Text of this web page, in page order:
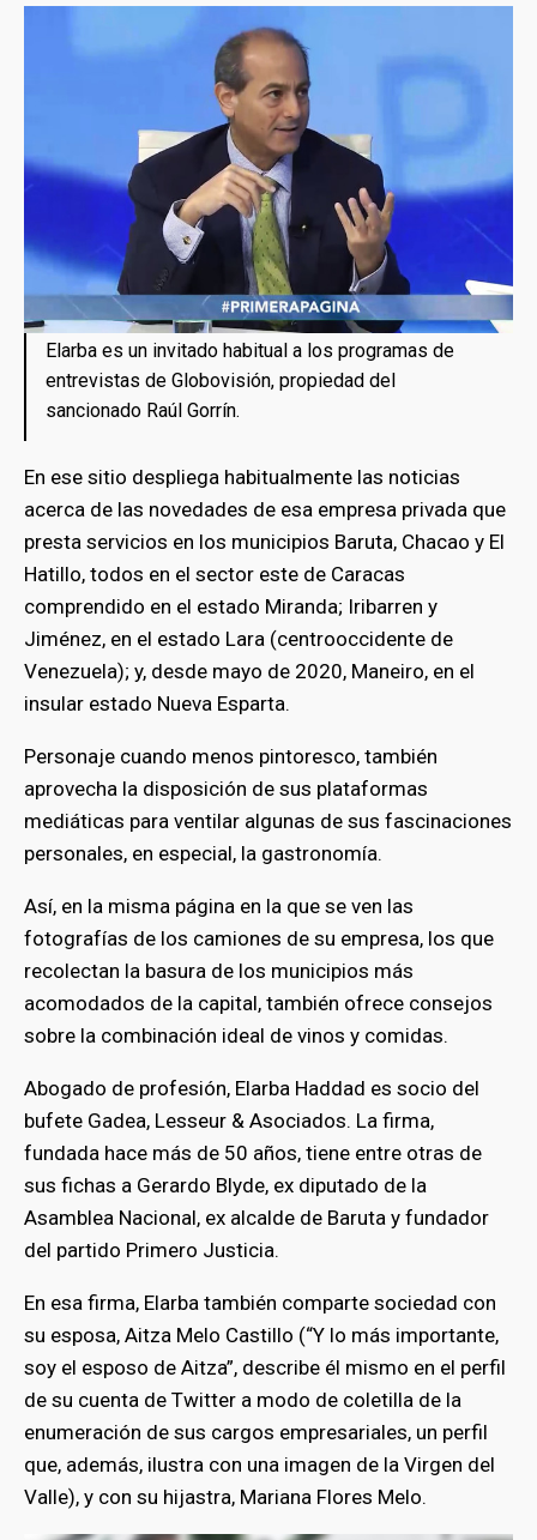
Elarba es un invitado habitual a los programas de
entrevistas de Globovisión, propiedad del
sancionado Raúl Gorrín.
En ese sitio despliega habitualmente las noticias
acerca de las novedades de esa empresa privada que
presta servicios en los municipios Baruta, Chacao y El
Hatillo, todos en el sector este de Caracas
comprendido en el estado Miranda; Iribarren y
Jiménez, en el estado Lara (centrooccidente de
Venezuela); y, desde mayo de 2020, Maneiro, en el
insular estado Nueva Esparta.
Personaje cuando menos pintoresco, también
aprovecha la disposición de sus plataformas
mediáticas para ventilar algunas de sus fascinaciones
personales, en especial, la gastronomía.
Así, en la misma página en la que se ven las
fotografías de los camiones de su empresa, los que
recolectan la basura de los municipios más
acomodados de la capital, también ofrece consejos
sobre la combinación ideal de vinos y comidas.
Abogado de profesión, Elarba Haddad es socio del
bufete Gadea, Lesseur & Asociados. La firma,
fundada hace más de 50 años, tiene entre otras de
sus fichas a Gerardo Blyde, ex diputado de la
Asamblea Nacional, ex alcalde de Baruta y fundador
del partido Primero Justicia.
En esa firma, Elarba también comparte sociedad con
su esposa, Aitza Melo Castillo (“Y lo más importante,
soy el esposo de Aitza”, describe él mismo en el perfil
de su cuenta de Twitter a modo de coletilla de la
enumeración de sus cargos empresariales, un perfil
que, además, ilustra con una imagen de la Virgen del
Valle), y con su hijastra, Mariana Flores Melo.